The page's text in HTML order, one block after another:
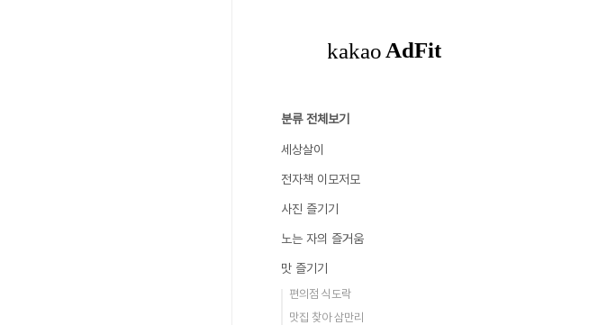
분류 전체보기
세상살이
전자책 이모저모
사진 즐기기
노는 자의 즐거움
맛 즐기기
편의점 식도락
맛집 찾아 삼만리